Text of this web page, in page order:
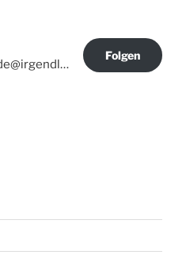
@irgendlink.de@irgendlink.de
Folgen